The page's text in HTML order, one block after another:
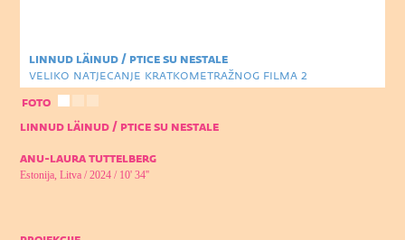
linnud läinud / ptice su nestale
veliko natjecanje kratkometražnog filma 2
foto
linnud läinud / ptice su nestale
anu-laura tuttelberg
Estonija, Litva / 2024 / 10' 34''